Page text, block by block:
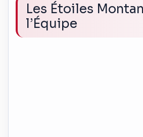
Les Étoiles
l’Équipe